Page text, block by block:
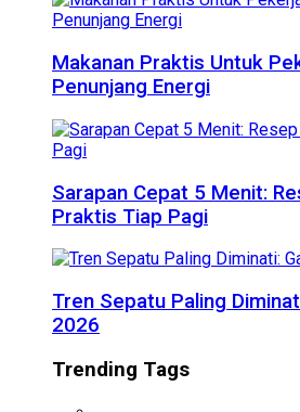
Makanan Praktis Untuk
Penunjang Energi
Sarapan Cepat 5 Menit:
Praktis Tiap Pagi
Tren Sepatu Paling
2026
Trending Tags